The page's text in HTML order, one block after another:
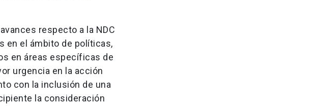
respecto a la NDC
en el ámbito de políticas,
en áreas específicas de
urgencia en la acción
con la inclusión de una
la consideración